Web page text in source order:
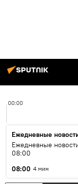
00:00
Ежедневные
Ежедневные
08:00
08:00 4 мин